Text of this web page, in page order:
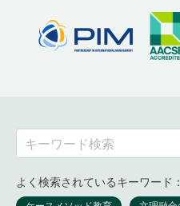
よく検索されているキーワード：